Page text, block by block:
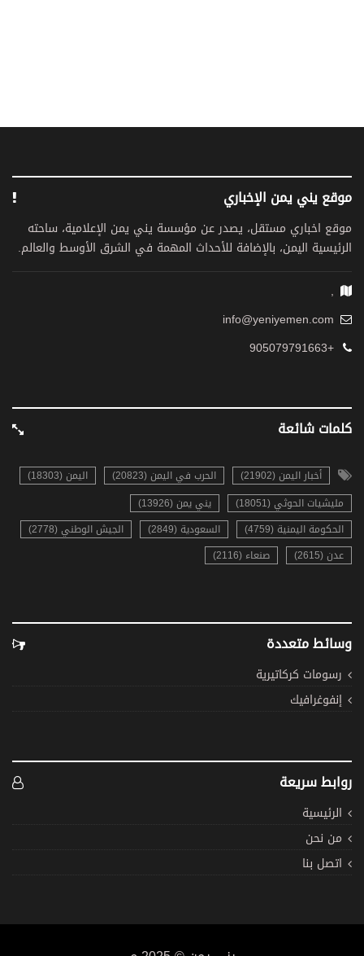
موقع يني يمن الإخباري
موقع اخباري مستقل، يصدر عن مؤسسة يني يمن الإعلامية، ساحته
الرئيسية اليمن، بالإضافة للأحداث المهمة في الشرق الأوسط والعالم.
,
info@yeniyemen.com
+905079791663
كلمات شائعة
أخبار اليمن (21902) الحرب في اليمن (20823)
اليمن (18303)
مليشيات الحوثي (18051)
يني يمن (13926)
الحكومة اليمنية (4759)
السعودية (2849)
الجيش الوطني (2778)
عدن (2615)
صنعاء (2116)
وسائط متعددة
رسومات كركاتيرية
إنفوغرافيك
روابط سريعة
الرئيسية
من نحن
اتصل بنا